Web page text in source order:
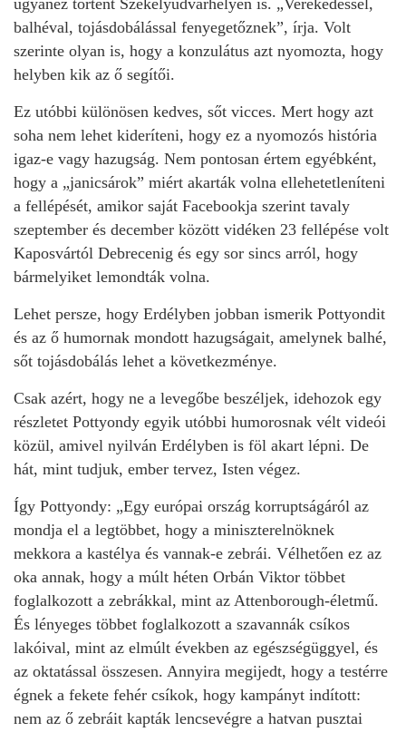
ugyanez történt Székelyudvarhelyen is. „Verekedéssel,
balhéval, tojásdobálással fenyegetőznek”, írja. Volt
szerinte olyan is, hogy a konzulátus azt nyomozta, hogy
helyben kik az ő segítői.
Ez utóbbi különösen kedves, sőt vicces. Mert hogy azt
soha nem lehet kideríteni, hogy ez a nyomozós história
igaz-e vagy hazugság. Nem pontosan értem egyébként,
hogy a „janicsárok” miért akarták volna ellehetetleníteni
a fellépését, amikor saját Facebookja szerint tavaly
szeptember és december között vidéken 23 fellépése volt
Kaposvártól Debrecenig és egy sor sincs arról, hogy
bármelyiket lemondták volna.
Lehet persze, hogy Erdélyben jobban ismerik Pottyondit
és az ő humornak mondott hazugságait, amelynek balhé,
sőt tojásdobálás lehet a következménye.
Csak azért, hogy ne a levegőbe beszéljek, idehozok egy
részletet Pottyondy egyik utóbbi humorosnak vélt videói
közül, amivel nyilván Erdélyben is föl akart lépni. De
hát, mint tudjuk, ember tervez, Isten végez.
Így Pottyondy: „Egy európai ország korruptságáról az
mondja el a legtöbbet, hogy a miniszterelnöknek
mekkora a kastélya és vannak-e zebrái. Vélhetően ez az
oka annak, hogy a múlt héten Orbán Viktor többet
foglalkozott a zebrákkal, mint az Attenborough-életmű.
És lényeges többet foglalkozott a szavannák csíkos
lakóival, mint az elmúlt években az egészségüggyel, és
az oktatással összesen. Annyira megijedt, hogy a testérre
égnek a fekete fehér csíkok, hogy kampányt indított:
nem az ő zebráit kapták lencsevégre a hatvan pusztai